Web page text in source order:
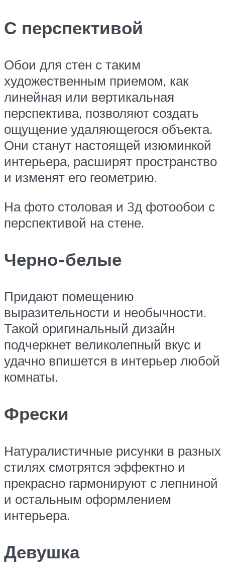
С перспективой
Обои для стен с таким
художественным приемом, как
линейная или вертикальная
перспектива, позволяют создать
ощущение удаляющегося объекта.
Они станут настоящей изюминкой
интерьера, расширят пространство
и изменят его геометрию.
На фото столовая и 3д фотообои с
перспективой на стене.
Черно-белые
Придают помещению
выразительности и необычности.
Такой оригинальный дизайн
подчеркнет великолепный вкус и
удачно впишется в интерьер любой
комнаты.
Фрески
Натуралистичные рисунки в разных
стилях смотрятся эффектно и
прекрасно гармонируют с лепниной
и остальным оформлением
интерьера.
Девушка